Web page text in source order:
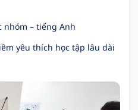
nhóm – tiếng Anh
yêu thích học tập lâu dài